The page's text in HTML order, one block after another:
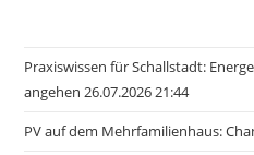
Praxiswissen für Schallstadt:
angehen 26.07.2026 21:44
PV auf dem Mehrfamilienhaus: